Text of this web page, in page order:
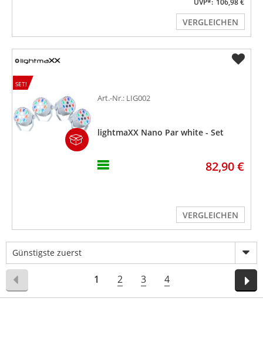
UVP*: 106,98 €
VERGLEICHEN
SET!
Art.-Nr.: LIG002
lightmaXX Nano Par white - Set
82,90 €
VERGLEICHEN
Günstigste zuerst
1 2 3 4